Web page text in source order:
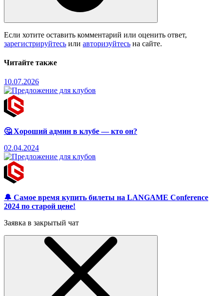
Если хотите оставить комментарий или оценить ответ,
зарегистрируйтесь или авторизуйтесь на сайте.
Читайте также
10.07.2026
🤔 Хороший админ в клубе — кто он?
02.04.2024
🔔 Самое время купить билеты на LANGAME Conference
2024 по старой цене!
Заявка в закрытый чат